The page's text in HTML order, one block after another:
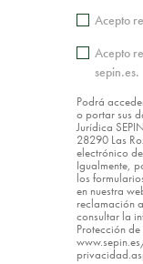
Acepto
Acepto
sepin.es.
Podrá
o portar sus
Jurídica
28290 Las
electrónico
Igualmente,
los
en nuestra
reclamación
consultar la
Protección